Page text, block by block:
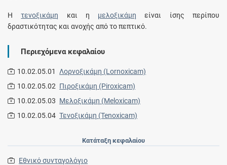
Hτενοξικάμη και η μελοξικάμη είναι ίσης περίπου
δραστικότητας και ανοχής από το πεπτικό.
Περιεχόμενα κεφαλαίου
10.02.05.01 Λορνοξικάμη (Lornoxicam)
10.02.05.02 Πιροξικάμη (Piroxicam)
10.02.05.03 Μελοξικάμη (Meloxicam)
10.02.05.04Τενοξικάμη (Tenoxicam)
Κατάταξη κεφαλαίου
Εθνικό συνταγολόγιο